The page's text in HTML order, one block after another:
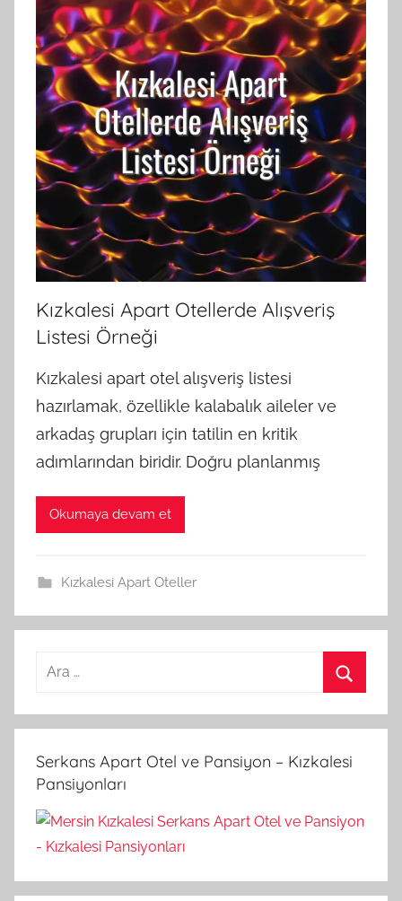
Kızkalesi Apart Otellerde Alışveriş
Listesi Örneği
Kızkalesi apart otel alışveriş listesi
hazırlamak, özellikle kalabalık aileler ve
arkadaş grupları için tatilin en kritik
adımlarından biridir. Doğru planlanmış
Okumaya devam et
Kızkalesi Apart Oteller
a
a
:
r
a
Serkans Apart Otel ve Pansiyon – Kızkalesi
Pansiyonları